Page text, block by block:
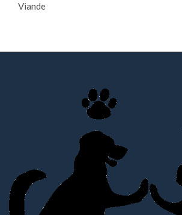
Viande